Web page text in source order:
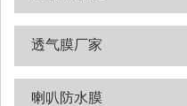
透气膜厂家
喇叭防水膜